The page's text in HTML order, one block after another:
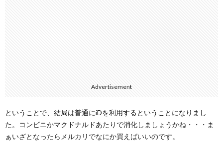
Advertisement
ということで、結局は普通にiDを利用するということになりまし
た。コンビニかマクドナルドあたりで消化しましょうかね・・・ま
ぁいざとなったらメルカリでなにか買えばいいのです。